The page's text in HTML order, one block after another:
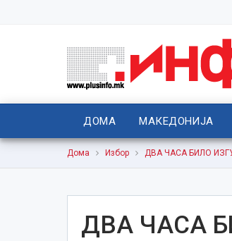
ДОМА МАКЕДОНИЈА
Дома Избор ДВА ЧАСА БИЛО
ДВА ЧАСА